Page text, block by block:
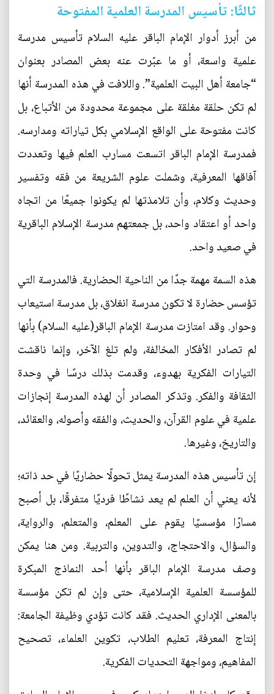
ثالثًا: تأسيس المدرسة العلمية المفتوحة
من أبرز أدوار الإمام الباقر عليه السلام تأسيس مدرسة
علمية واسعة، أو ما عبّرت عنه بعض المصادر بعنوان
“جامعة أهل البيت العلمية”. واللافت في هذه المدرسة أنها
لم تكن حلقة مغلقة على مجموعة محدودة من الأتباع، بل
كانت مفتوحة على الواقع الإسلامي بكل تياراته ومدارسه.
فمدرسة الإمام الباقر اتسعت مسارب العلم فيها وتعددت
آفاقها المعرفية، وشملت علوم الشريعة من فقه وتفسير
وحديث وكلام، وأن تلامذتها لم يكونوا جميعًا من اتجاه
واحد أو اعتقاد واحد، بل جمعتهم مدرسة الإسلام الباقرية
في صعيد واحد.
هذه السمة مهمة جدًا من الناحية الحضارية. فالمدرسة التي
تؤسس حضارة لا تكون مدرسة انغلاق، بل مدرسة استيعاب
وحوار. وقد امتازت مدرسة الإمام الباقر(عليه السلام) بأنها
لم تصادر الأفكار المخالفة، ولم تلغ الآخر، وإنما ناقشت
التيارات الفكرية بهدوء، وقدمت بذلك درسًا في وحدة
الثقافة والفكر. وتذكر المصادر أن لهذه المدرسة إنجازات
علمية في علوم القرآن، والحديث، والفقه وأصوله، والعقائد،
والتاريخ، وغيرها.
إن تأسيس هذه المدرسة يمثل تحولًا حضاريًا في حد ذاته؛
لأنه يعني أن العلم لم يعد نشاطًا فرديًا متفرقًا، بل أصبح
مسارًا مؤسسيًا يقوم على المعلم، والمتعلم، والرواية،
والسؤال، والاحتجاج، والتدوين، والتربية. ومن هنا يمكن
وصف مدرسة الإمام الباقر بأنها أحد النماذج المبكرة
للمؤسسة العلمية الإسلامية، حتى وإن لم تكن مؤسسة
بالمعنى الإداري الحديث. فقد كانت تؤدي وظيفة الجامعة:
إنتاج المعرفة، تعليم الطلاب، تكوين العلماء، تصحيح
المفاهيم، ومواجهة التحديات الفكرية.